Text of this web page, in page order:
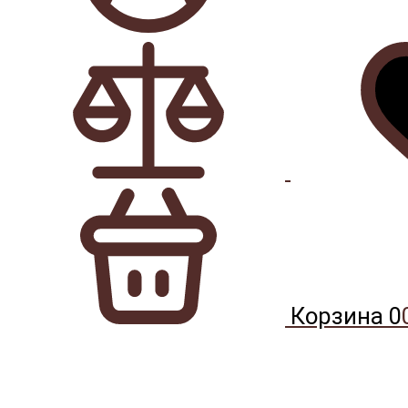
Корзина 0